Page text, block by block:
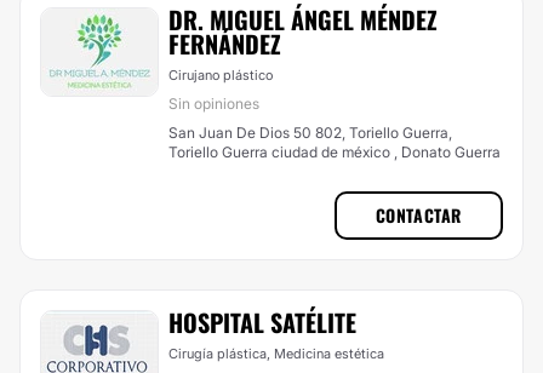
DR. MIGUEL ÁNGEL MÉNDEZ
FERNÁNDEZ
Cirujano plástico
Sin opiniones
San Juan De Dios 50 802, Toriello Guerra,
Toriello Guerra ciudad de méxico , Donato Guerra
CONTACTAR
HOSPITAL SATÉLITE
Cirugía plástica, Medicina estética